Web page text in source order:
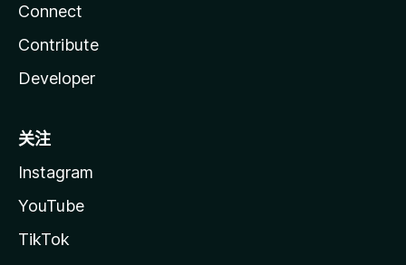
Connect
Contribute
Developer
关注
Instagram
YouTube
TikTok